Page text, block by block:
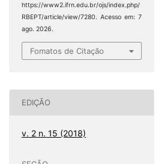
https://www2.ifrn.edu.br/ojs/index.php/
RBEPT/article/view/7280. Acesso em: 7
ago. 2026.
Fomatos de Citação
EDIÇÃO
v. 2 n. 15 (2018)